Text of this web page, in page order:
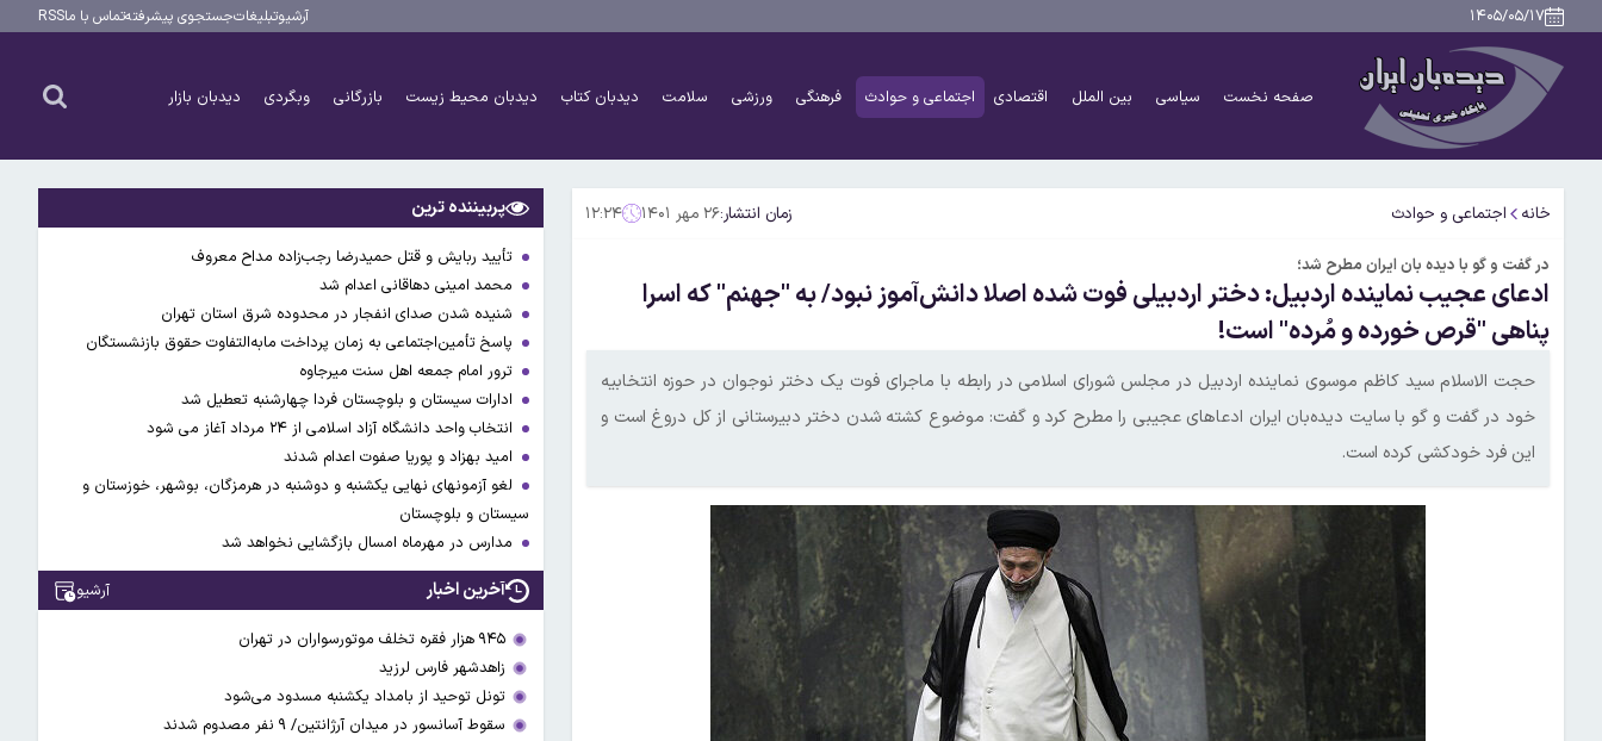
۱۴۰۵/۰۵/۱۷ آرشیوتبلیغاتجستجوی پیشرفتهتماس با ماRSS
صفحه نخست سیاسی بین الملل اقتصادی اجتماعی و حوادث فرهنگی ورزشی سلامت دیدبان کتاب دیدبان محیط زیست بازرگانی وبگردی دیدبان بازار
خانه اجتماعی و حوادث زمان انتشار:۲۶ مهر ۱۴۰۱ ۱۲:۲۴
در گفت و گو با دیده بان ایران مطرح شد؛
ادعای عجیب نماینده اردبیل: دختر اردبیلی فوت شده اصلا دانش‌آموز نبود/ به "جهنم" که اسرا
پناهی "قرص خورده و مُرده" است!
حجت الاسلام سید کاظم موسوی نماینده اردبیل در مجلس‌ شورای اسلامی در رابطه با ماجرای فوت یک دختر نوجوان در حوزه انتخابیه
خود در گفت و گو با سایت دیده‌بان ایران ادعاهای عجیبی را مطرح کرد و گفت: موضوع کشته شدن دختر دبیرستانی از کل دروغ است و
این فرد خودکشی کرده است.
پربیننده ترین
تأیید ربایش و قتل حمیدرضا رجب‌زاده مداح معروف
محمد امینی دهاقانی اعدام شد
شنیده شدن صدای انفجار در محدوده شرق استان تهران
پاسخ تأمین‌اجتماعی به زمان پرداخت مابه‌التفاوت حقوق بازنشستگان
ترور امام جمعه اهل سنت میرجاوه
ادارات سیستان و بلوچستان فردا چهارشنبه تعطیل شد
انتخاب واحد دانشگاه آزاد اسلامی از ۲۴ مرداد آغاز می شود
امید بهزاد و پوریا صفوت اعدام شدند
لغو آزمونهای نهایی یکشنبه و دوشنبه در هرمزگان، بوشهر، خوزستان و
سیستان و بلوچستان
مدارس در مهرماه امسال بازگشایی نخواهد شد
آخرین اخبار آرشیو
۹۴۵ هزار فقره تخلف موتورسواران در تهران
زاهدشهر فارس لرزید
تونل توحید از بامداد یکشنبه مسدود می‌شود
سقوط آسانسور در میدان آرژانتین/ ۹ نفر مصدوم شدند